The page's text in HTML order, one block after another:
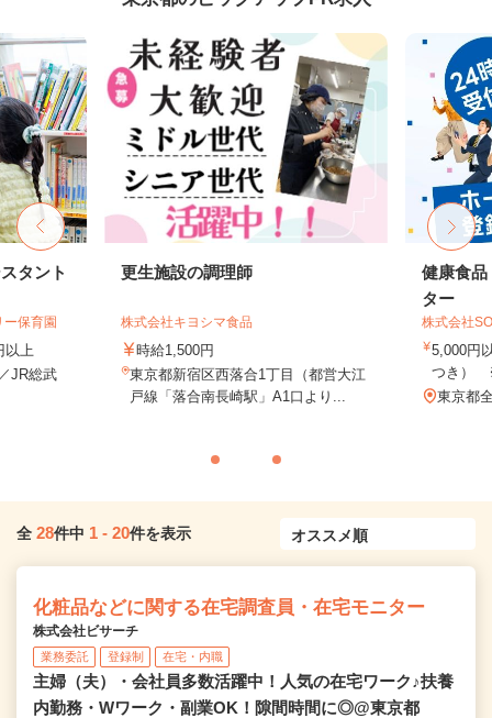
タント
保育園
以上
JR総武
更生施設の調理師
株式会社キヨシマ食品
時給1,500円
東京都新宿区西落合1丁目（都営大江
戸線「落合南長崎駅」A1口より...
健康食品
ター
株式会社
5,000円
つき）
東京都
全 28件中 1 - 20件を表示
化粧品などに関する在宅調査員・在宅モニター
株式会社ビサーチ
業務委託 登録制 在宅・内職
主婦（夫）・会社員多数活躍中！人気の在宅ワーク♪扶養
内勤務・Wワーク・副業OK！隙間時間に◎@東京都